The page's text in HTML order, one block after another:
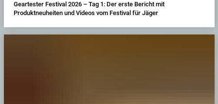
Geartester Festival 2026 – Tag 1: Der erste Bericht mit
Produktneuheiten und Videos vom Festival für Jäger